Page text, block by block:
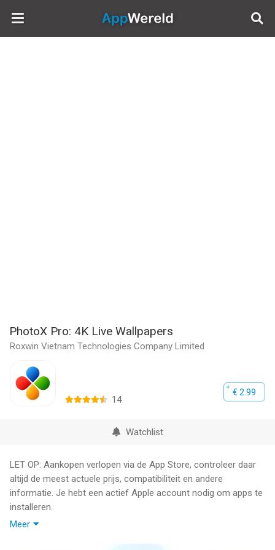
AppWereld
PhotoX Pro: 4K Live Wallpapers
Roxwin Vietnam Technologies Company Limited
€ 2.99
14
Watchlist
LET OP: Aankopen verlopen via de App Store, controleer daar
altijd de meest actuele prijs, compatibiliteit en andere
informatie. Je hebt een actief Apple account nodig om apps te
installeren.
Meer